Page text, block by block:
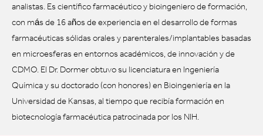
analistas. Es científico farmacéutico y bioingeniero de formación,
con más de 16 años de experiencia en el desarrollo de formas
farmacéuticas sólidas orales y parenterales/implantables basadas
en microesferas en entornos académicos, de innovación y de
CDMO. El Dr. Dormer obtuvo su licenciatura en Ingeniería
Química y su doctorado (con honores) en Bioingeniería en la
Universidad de Kansas, al tiempo que recibía formación en
biotecnología farmacéutica patrocinada por los NIH.